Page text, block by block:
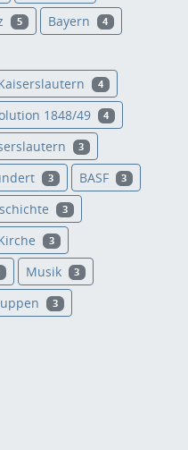
5 Bayern 4
4
1848/49 4
3
3 BASF 3
3
3
Musik 3
3